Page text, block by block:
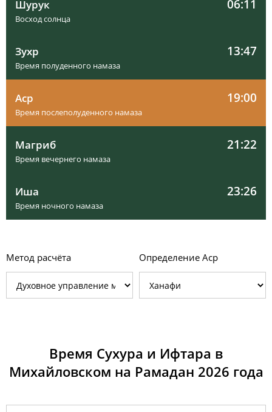
Шурук 06:11
Восход солнца
Зухр 13:47
Время полуденного намаза
Аср 19:00
Время послеполуденного намаза
Магриб 21:22
Время вечернего намаза
Иша 23:26
Время ночного намаза
Метод расчёта Определение Аср
Время Сухура и Ифтара в
Михайловском на Рамадан 2026 годa